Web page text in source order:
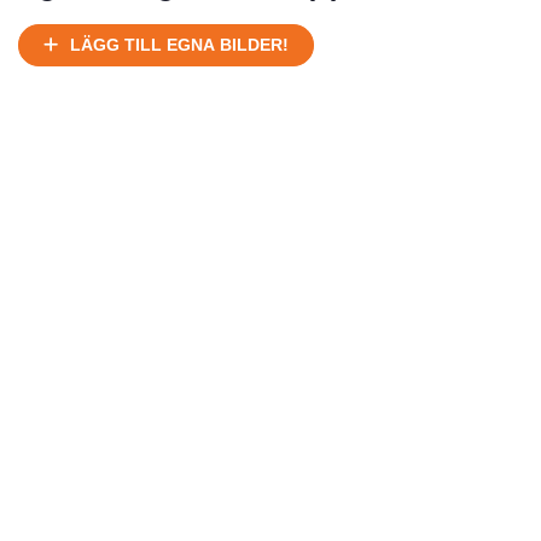
Under normalt skick, kan kräva reparation
LÄGG TILL EGNA BILDER!